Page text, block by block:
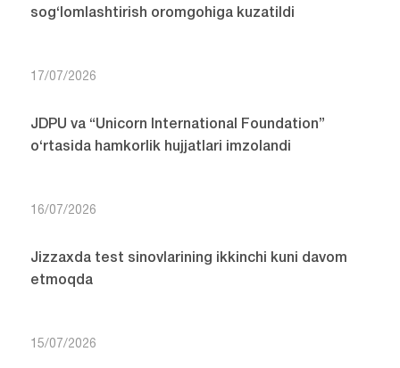
sog‘lomlashtirish oromgohiga kuzatildi
17/07/2026
JDPU va “Unicorn International Foundation”
o‘rtasida hamkorlik hujjatlari imzolandi
16/07/2026
Jizzaxda test sinovlarining ikkinchi kuni davom
etmoqda
15/07/2026